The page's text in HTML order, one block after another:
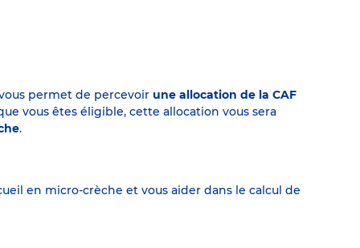
permet de percevoir une allocation de la CAF
vous êtes éligible, cette allocation vous sera
.
en micro-crèche et vous aider dans le calcul de